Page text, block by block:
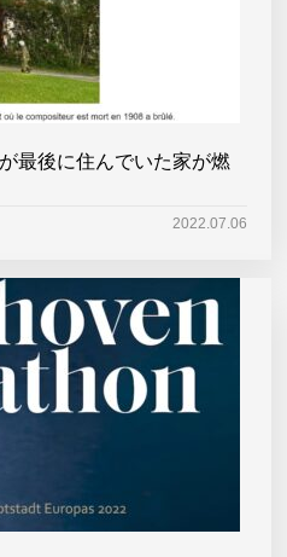
最後に住んでいた家が燃
2022.07.06